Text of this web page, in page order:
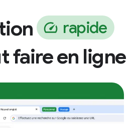
rapide
faire en ligne